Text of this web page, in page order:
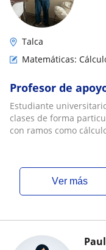
Talca
Matemáticas:
Profesor de
Estudiante
clases de forma
con ramos como
ver más